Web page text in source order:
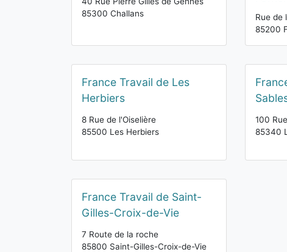
85300 Challans
Rue de
85200
France Travail de Les
Herbiers
8 Rue de l'Oiselière
85500 Les Herbiers
100
85340
France Travail de Saint-
Gilles-Croix-de-Vie
7 Route de la roche
85800 Saint-Gilles-Croix-de-Vie